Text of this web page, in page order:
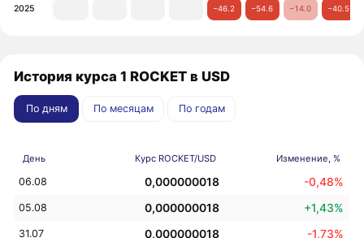
2025 −46.2 −54.6 −14.0 −40.5
История курса 1 ROCKET в USD
По дням По месяцам По годам
День Курс ROCKET/USD Изменение, %
06.08 0,000000018 -0,48%
05.08 0,000000018 +1,43%
31.07 0,000000018 -1,73%